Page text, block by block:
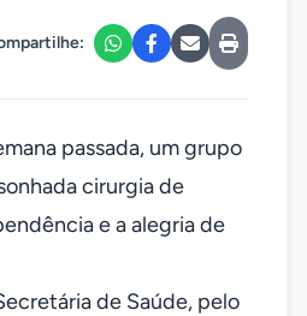
passada, um grupo
cirurgia de
e a alegria de
de Saúde, pelo